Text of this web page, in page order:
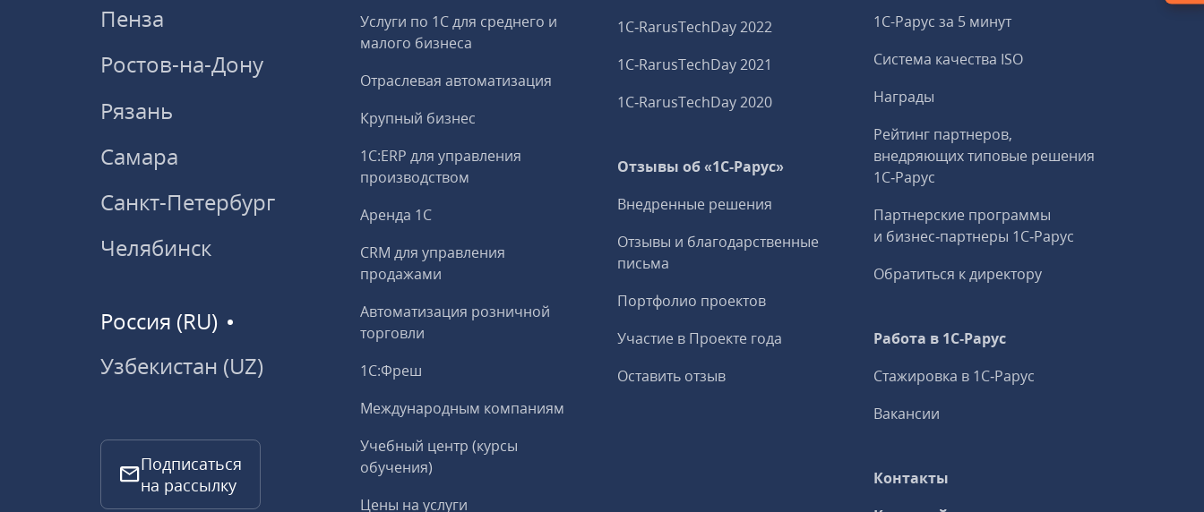
Пенза
Ростов-на-Дону
Рязань
Самара
Санкт-Петербург
Челябинск
Россия (RU)
Узбекистан (UZ)
Подписаться
на рассылку
Услуги по 1С для среднего и
малого бизнеса
Отраслевая автоматизация
Крупный бизнес
1С:ERP для управления
производством
Аренда 1С
CRM для управления
продажами
Автоматизация розничной
торговли
1С:Фреш
Международным компаниям
Учебный центр (курсы
обучения)
Цены на услуги
1C‑RarusTechDay 2022
1C‑RarusTechDay 2021
1C‑RarusTechDay 2020
Отзывы об «1С-Рарус»
Внедренные решения
Отзывы и благодарственные
письма
Портфолио проектов
Участие в Проекте года
Оставить отзыв
1С-Рарус за 5 минут
Система качества ISO
Награды
Рейтинг партнеров,
внедряющих типовые решения
1С‑Рарус
Партнерские программы
и бизнес‑партнеры 1С‑Рарус
Обратиться к директору
Работа в 1С‑Рарус
Стажировка в 1С‑Рарус
Вакансии
Контакты